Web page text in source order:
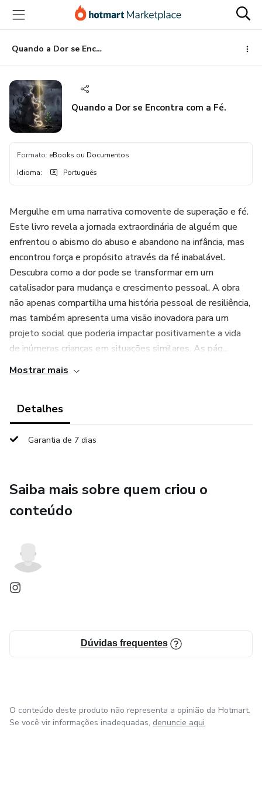
para
conteúdo
principal
para
pagamento
para
rodapé
Quando a Dor se Encontra com a Fé.
Quando a Dor se Encontra com a Fé.
Formato: eBooks ou Documentos
Idioma: Português
Mergulhe em uma narrativa comovente de superação e fé.
Este livro revela a jornada extraordinária de alguém que
enfrentou o abismo do abuso e abandono na infância, mas
encontrou força e propósito através da fé inabalável.
Descubra como a dor pode se transformar em um
catalisador para mudança e crescimento pessoal. A obra
não apenas compartilha uma história pessoal de resiliência,
mas também apresenta uma visão inovadora para um
projeto social que poderia impactar positivamente a vida
de inúmeras crianças em situações similares. As pág...
Mostrar mais
Detalhes
Garantia de 7 dias
Saiba mais sobre quem criou o
conteúdo
Dúvidas frequentes
O conteúdo deste produto não representa a opinião da Hotmart.
Se você vir informações inadequadas, denuncie aqui